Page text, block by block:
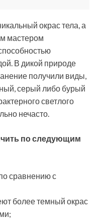
окрас тела, а
мастером
В дикой природе
получили виды,
серый либо бурый
светлого
нечасто.
по следующим
сравнению с
более темный окрас